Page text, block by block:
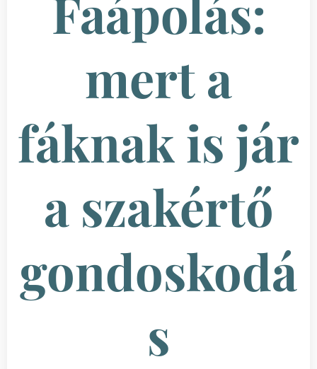
Faápolás:
mert a
fáknak is jár
a szakértő
gondoskodá
s